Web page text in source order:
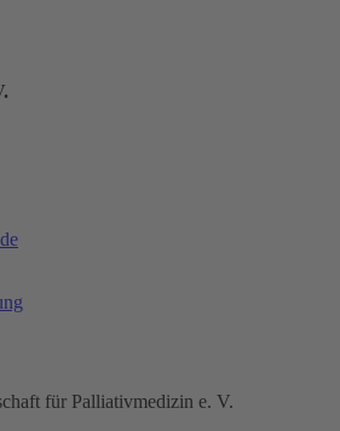
für Palliativmedizin e. V.